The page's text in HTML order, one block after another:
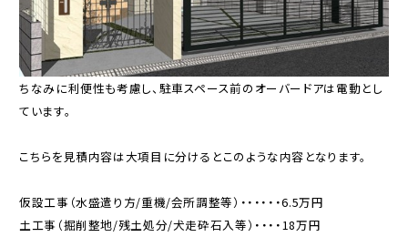
ちなみに利便性も考慮し、駐車スペース前のオーバードアは電動とし
ています。
こちらを見積内容は大項目に分けるとこのような内容となります。
仮設工事（水盛遣り方/重機/会所調整等）・・・・・・6.5万円
土工事（掘削整地/残土処分/犬走砕石入等）・・・・18万円